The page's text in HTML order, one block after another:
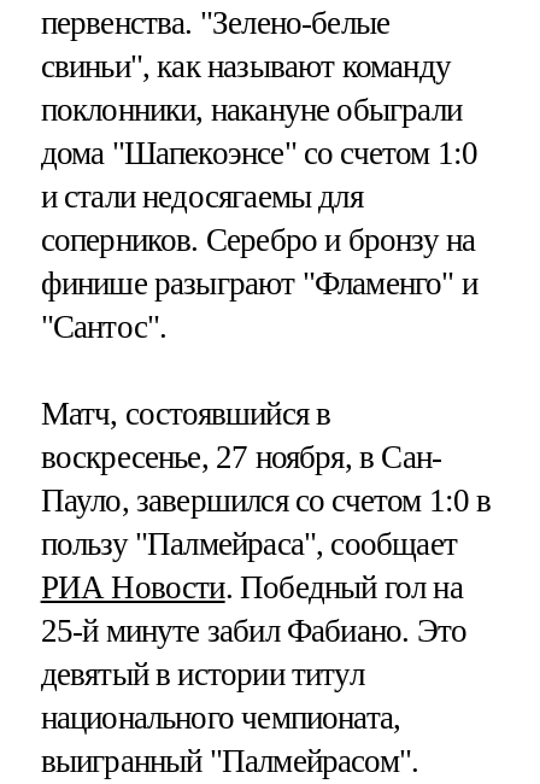
первенства. "Зелено-белые
свиньи", как называют команду
поклонники, накануне обыграли
дома "Шапекоэнсе" со счетом 1:0
и стали недосягаемы для
соперников. Серебро и бронзу на
финише разыграют "Фламенго" и
"Сантос".
Матч, состоявшийся в
воскресенье, 27 ноября, в Сан-
Пауло, завершился со счетом 1:0 в
пользу "Палмейраса", сообщает
РИА Новости. Победный гол на
25-й минуте забил Фабиано. Это
девятый в истории титул
национального чемпионата,
выигранный "Палмейрасом".